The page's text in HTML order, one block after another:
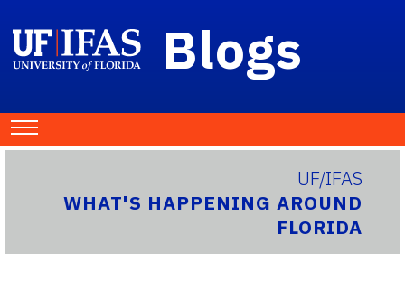
Blogs
UF/IFAS
WHAT'S HAPPENING AROUND
FLORIDA